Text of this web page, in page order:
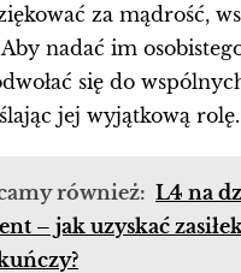
za mądrość,
nadać im
się do
jej wyjątkową rolę.
również: L4 na
– jak uzyskać zasiłek